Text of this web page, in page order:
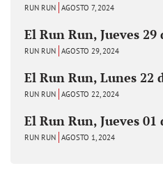
RUN RUN AGOSTO 7, 2024
El Run Run, Jueves 29
RUN RUN AGOSTO 29, 2024
El Run Run, Lunes 22
RUN RUN AGOSTO 22, 2024
El Run Run, Jueves 01
RUN RUN AGOSTO 1, 2024